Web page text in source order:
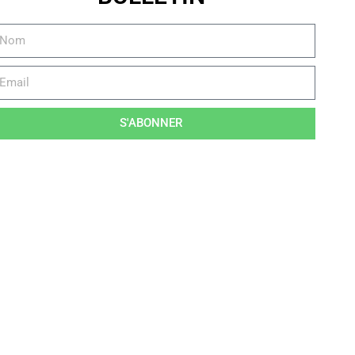
S'ABONNER